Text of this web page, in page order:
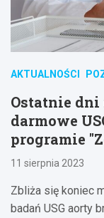
AKTUALNOŚCI
Ostatnie dni
darmowe
programie
11 sierpnia 2023
Zbliża się koniec
badań USG aorty